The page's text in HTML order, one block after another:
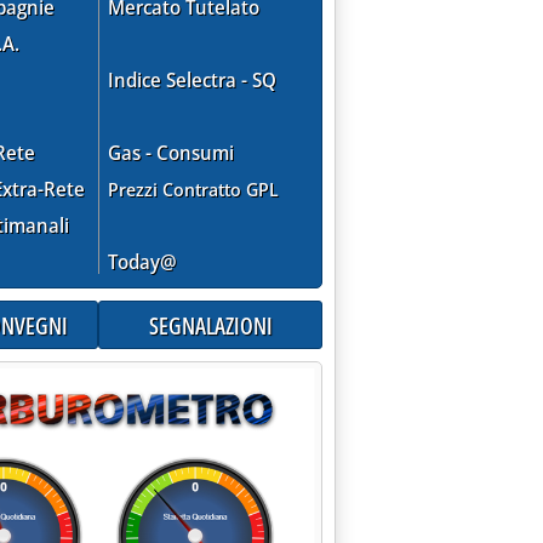
alle 15.48.
ARGUS CAMBIA METODOLOGIA'
SUI MERCATI INTERNAZIONALI'
Rete
Mercato Tutelato
Indice Selectra - SQ
Gas - Consumi
Prezzi Contratto GPL
Today@
SEGNALAZIONI